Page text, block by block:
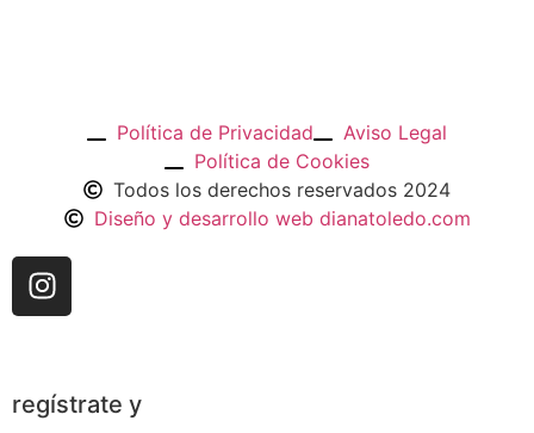
Política de Privacidad
Aviso Legal
Política de Cookies
Todos los derechos reservados 2024
Diseño y desarrollo web dianatoledo.com
regístrate y